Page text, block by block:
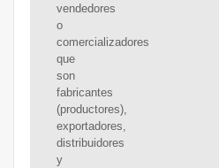
vendedores
o
comercializadores
que
son
fabricantes
(productores),
exportadores,
distribuidores
y